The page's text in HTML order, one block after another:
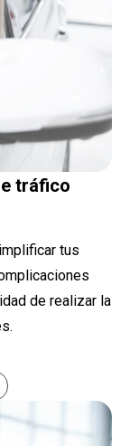
tráfico
tus
de realizar la